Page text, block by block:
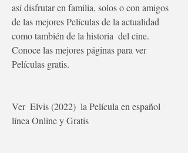
así disfrutar en familia, solos o con amigos
de las mejores Películas de la actualidad
como también de la historia  del cine.
Conoce las mejores páginas para ver
Películas gratis.
Ver  Elvis (2022)  la Película en español
línea Online y Gratis